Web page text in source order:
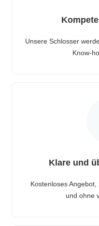
Unsere Schlosser
Know-
Klare und
Kostenloses
und ohne